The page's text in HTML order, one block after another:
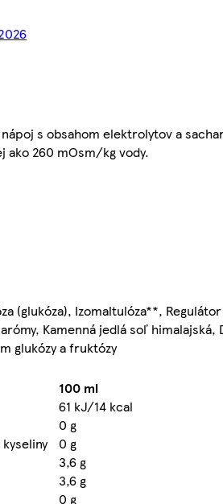
s obsahom elektrolytov a
ako 260 mOsm/kg vody.
(glukóza), Izomaltulóza**,
Kamenná jedlá soľ
glukózy a fruktózy
100 ml
61 kJ/14 kcal
0 g
0 g
3,6 g
3,6 g
0 g